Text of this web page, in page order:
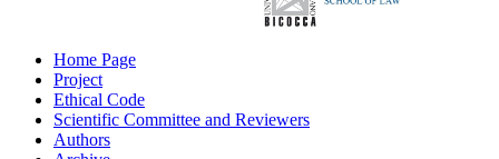
Home Page
Project
Ethical Code
Scientific Committee and Reviewers
Authors